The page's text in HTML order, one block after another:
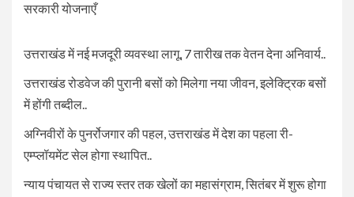
सरकारी योजनाएँ
उत्तराखंड में नई मजदूरी व्यवस्था लागू, 7 तारीख तक वेतन देना अनिवार्य..
उत्तराखंड रोडवेज की पुरानी बसों को मिलेगा नया जीवन, इलेक्ट्रिक बसों
में होंगी तब्दील..
अग्निवीरों के पुनर्रोजगार की पहल, उत्तराखंड में देश का पहला री-
एम्प्लॉयमेंट सेल होगा स्थापित..
न्याय पंचायत से राज्य स्तर तक खेलों का महासंग्राम, सितंबर में शुरू होगा